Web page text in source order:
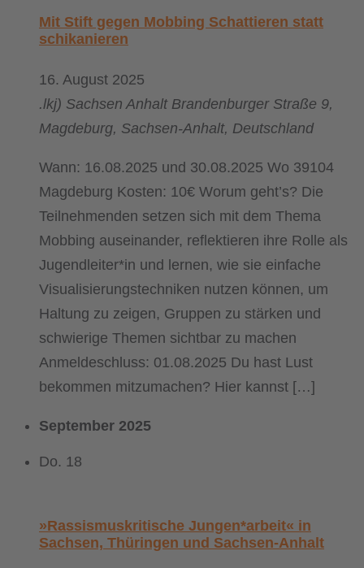
Mit Stift gegen Mobbing Schattieren statt
schikanieren
16. August 2025
.lkj) Sachsen Anhalt Brandenburger Straße 9,
Magdeburg, Sachsen-Anhalt, Deutschland
Wann: 16.08.2025 und 30.08.2025 Wo 39104
Magdeburg Kosten: 10€ Worum geht’s? Die
Teilnehmenden setzen sich mit dem Thema
Mobbing auseinander, reflektieren ihre Rolle als
Jugendleiter*in und lernen, wie sie einfache
Visualisierungstechniken nutzen können, um
Haltung zu zeigen, Gruppen zu stärken und
schwierige Themen sichtbar zu machen
Anmeldeschluss: 01.08.2025 Du hast Lust
bekommen mitzumachen? Hier kannst […]
September 2025
Do. 18
»Rassismuskritische Jungen*arbeit« in
Sachsen, Thüringen und Sachsen-Anhalt